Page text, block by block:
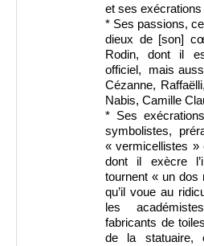
et ses exécrations
* Ses passions,
dieux de [son]
Rodin, dont il
officiel, mais
Cézanne,
Nabis, Camille
* Ses
symbolistes,
« vermicellistes »
dont il exècre
tournent « un dos
qu’il voue au
les
fabricants de
de la statuaire,